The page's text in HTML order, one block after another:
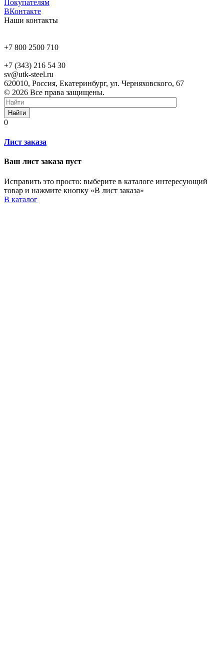
Покупателям
ВКонтакте
Наши контакты
+7 800 2500 710
+7 (343) 216 54 30
sv@utk-steel.ru
620010, Россия, Екатеринбург, ул. Черняховского, 67
© 2026 Все права защищены.
Найти
0
Лист заказа
Ваш лист заказа пуст
Исправить это просто: выберите в каталоге интересующий
товар и нажмите кнопку «В лист заказа»
В каталог